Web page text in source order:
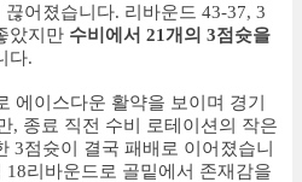
어졌습니다. 리바운드 43-37, 3
았지만 수비에서 21개의 3점슛을
다.
에이스다운 활약을 보이며 경기
, 종료 직전 수비 로테이션의 작은
3점슛이 결국 패배로 이어졌습니
리바운드로 골밑에서 존재감을